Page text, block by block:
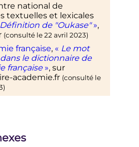
national de
textuelles et lexicales
Définition de "Oukase" »,
(consulté le22 avril 2023)
française, « Le mot
le dictionnaire de
française », sur
academie.fr (consulté le
)